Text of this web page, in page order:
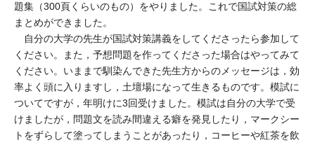
題集（300頁くらいのもの）をやりました。これで国試対策の総
まとめができました。
自分の大学の先生が国試対策講義をしてくださったら参加して
ください。また，予想問題を作ってくださった場合はやってみて
ください。いままで馴染んできた先生方からのメッセージは，効
率よく頭に入りますし，土壇場になって生きるものです。模試に
ついてですが，年明けに3回受けました。模試は自分の大学で受
けましたが，問題文を読み間違える癖を発見したり，マークシー
トをずらして塗ってしまうことがあったり，コーヒーや紅茶を飲